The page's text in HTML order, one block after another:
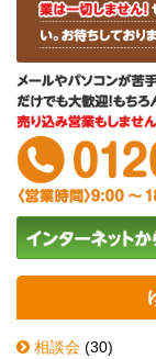
相談会 (30)